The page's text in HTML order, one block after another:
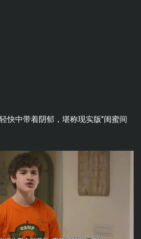
快中带着阴郁，堪称现实版"闺蜜间